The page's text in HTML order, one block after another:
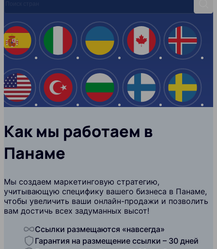
Испания
США
Италия
Турция
Украина
Болгария
Канада
Финляндия
Как мы работаем в
Панаме
Мы создаем маркетинговую стратегию,
учитывающую специфику вашего бизнеса в Панаме,
чтобы увеличить ваши онлайн-продажи и позволить
вам достичь всех задуманных высот!
Ссылки размещаются «навсегда»
Гарантия на размещение ссылки – 30 дней